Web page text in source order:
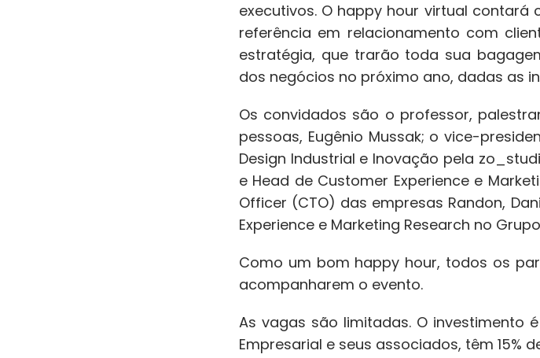
executivos. O happy hour virtual
referência em relacionamento com
estratégia, que trarão toda sua
dos negócios no próximo ano, dadas as
Os convidados são o professor,
pessoas, Eugênio Mussak; o vice-
Design Industrial e Inovação pela
e Head de Customer Experience e
Officer (CTO) das empresas Randon,
Experience e Marketing Research no Grupo
Como um bom happy hour, todos os
acompanharem o evento.
As vagas são limitadas. O investimento
Empresarial e seus associados, têm 15%